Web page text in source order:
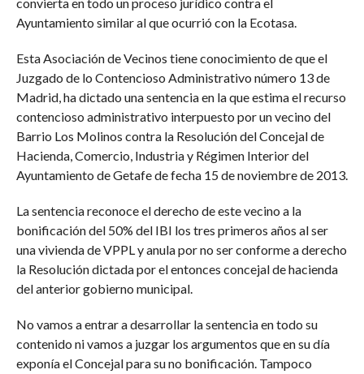
Ayuntamiento similar al que ocurrió con la Ecotasa.
Esta Asociación de Vecinos tiene conocimiento de que el
Juzgado de lo Contencioso Administrativo número 13 de
Madrid, ha dictado una sentencia en la que estima el recurso
contencioso administrativo interpuesto por un vecino del
Barrio Los Molinos contra la Resolución del Concejal de
Hacienda, Comercio, Industria y Régimen Interior del
Ayuntamiento de Getafe de fecha 15 de noviembre de 2013.
La sentencia reconoce el derecho de este vecino a la
bonificación del 50% del IBI los tres primeros años al ser
una vivienda de VPPL y anula por no ser conforme a derecho
la Resolución dictada por el entonces concejal de hacienda
del anterior gobierno municipal.
No vamos a entrar a desarrollar la sentencia en todo su
contenido ni vamos a juzgar los argumentos que en su día
exponía el Concejal para su no bonificación. Tampoco